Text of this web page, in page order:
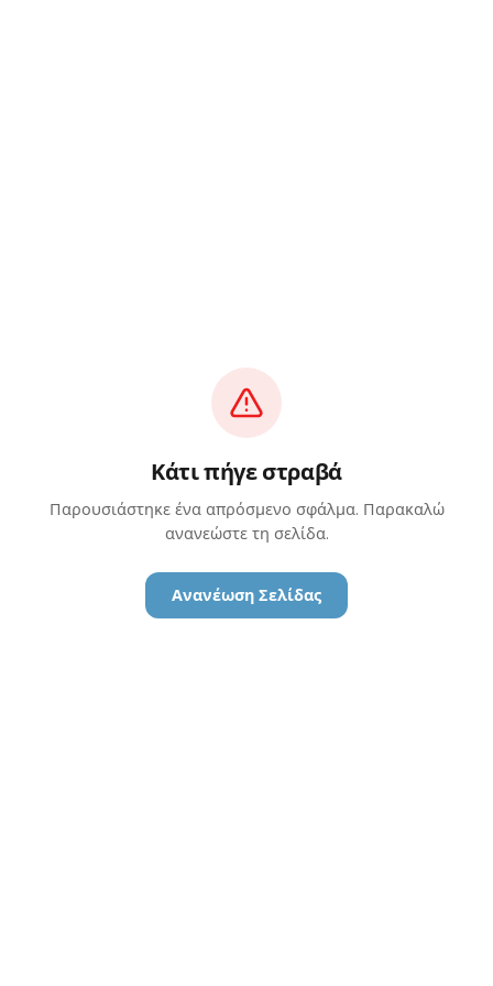
Κάτι πήγε στραβά
Παρουσιάστηκε ένα απρόσμενο σφάλμα. Παρακαλώ
ανανεώστε τη σελίδα.
Ανανέωση Σελίδας